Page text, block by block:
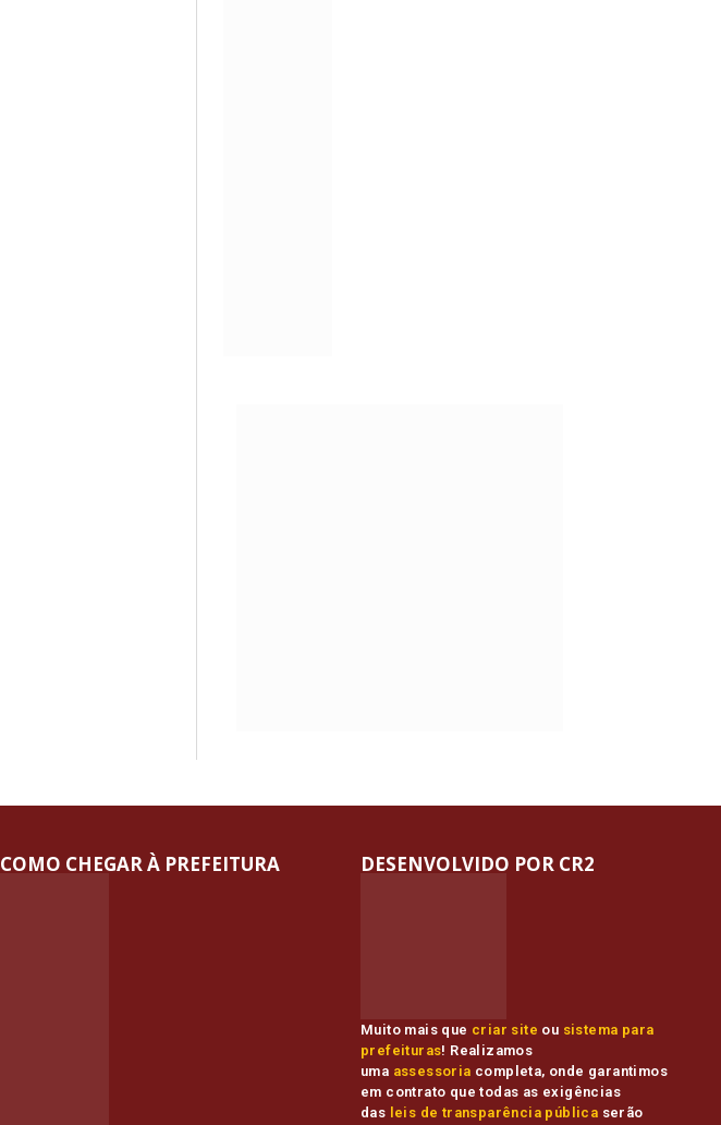
COMO CHEGAR À PREFEITURA
Muito mais que criar site ou sistema para
prefeituras! Realizamos
uma assessoria completa, onde garantimos
em contrato que todas as exigências
das leis de transparência pública serão
DESENVOLVIDO POR CR2